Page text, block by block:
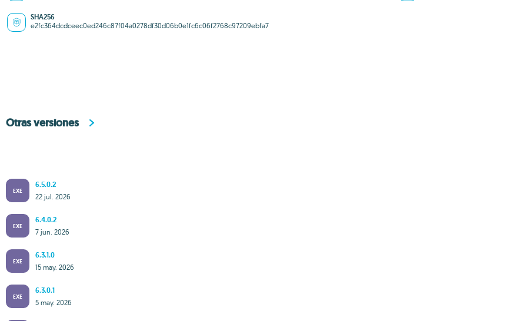
SHA256
e2fc364dcdceec0ed246c87f04a0278df30d06b0e1fc6c06f2768c97209ebfa7
Otras versiones
EXE
6.5.0.2
22 jul. 2026
EXE
6.4.0.2
7 jun. 2026
EXE
6.3.1.0
15 may. 2026
EXE
6.3.0.1
5 may. 2026